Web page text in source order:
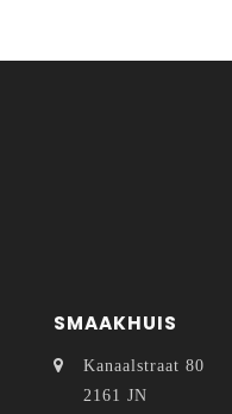
SMAAKHUIS
Kanaalstraat 80
2161 JN